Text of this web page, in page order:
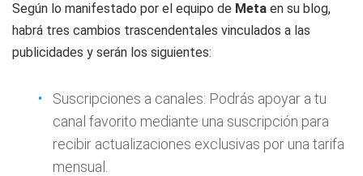
Según lo manifestado por el equipo de Meta en su blog,
habrá tres cambios trascendentales vinculados a las
publicidades y serán los siguientes:
Suscripciones a canales: Podrás apoyar a tu
canal favorito mediante una suscripción para
recibir actualizaciones exclusivas por una tarifa
mensual.